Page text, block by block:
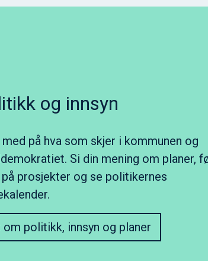
og innsyn
på hva som skjer i kommunen og
Si din mening om planer,
prosjekter og se politikernes
om politikk, innsyn og planer